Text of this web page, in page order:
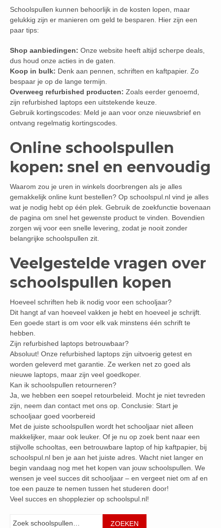
Schoolspullen kunnen behoorlijk in de kosten lopen, maar
gelukkig zijn er manieren om geld te besparen. Hier zijn een
paar tips:
Shop aanbiedingen: Onze website heeft altijd scherpe deals,
dus houd onze acties in de gaten.
Koop in bulk: Denk aan pennen, schriften en kaftpapier. Zo
bespaar je op de lange termijn.
Overweeg refurbished producten: Zoals eerder genoemd,
zijn refurbished laptops een uitstekende keuze.
Gebruik kortingscodes: Meld je aan voor onze nieuwsbrief en
ontvang regelmatig kortingscodes.
Online schoolspullen
kopen: snel en eenvoudig
Waarom zou je uren in winkels doorbrengen als je alles
gemakkelijk online kunt bestellen? Op schoolspul.nl vind je alles
wat je nodig hebt op één plek. Gebruik de zoekfunctie bovenaan
de pagina om snel het gewenste product te vinden. Bovendien
zorgen wij voor een snelle levering, zodat je nooit zonder
belangrijke schoolspullen zit.
Veelgestelde vragen over
schoolspullen kopen
Hoeveel schriften heb ik nodig voor een schooljaar?
Dit hangt af van hoeveel vakken je hebt en hoeveel je schrijft.
Een goede start is om voor elk vak minstens één schrift te
hebben.
Zijn refurbished laptops betrouwbaar?
Absoluut! Onze refurbished laptops zijn uitvoerig getest en
worden geleverd met garantie. Ze werken net zo goed als
nieuwe laptops, maar zijn veel goedkoper.
Kan ik schoolspullen retourneren?
Ja, we hebben een soepel retourbeleid. Mocht je niet tevreden
zijn, neem dan contact met ons op. Conclusie: Start je
schooljaar goed voorbereid
Met de juiste schoolspullen wordt het schooljaar niet alleen
makkelijker, maar ook leuker. Of je nu op zoek bent naar een
stijlvolle schooltas, een betrouwbare laptop of hip kaftpapier, bij
schoolspul.nl ben je aan het juiste adres. Wacht niet langer en
begin vandaag nog met het kopen van jouw schoolspullen. We
wensen je veel succes dit schooljaar – en vergeet niet om af en
toe een pauze te nemen tussen het studeren door!
Veel succes en shopplezier op schoolspul.nl!
Zoeken
ZOEKEN